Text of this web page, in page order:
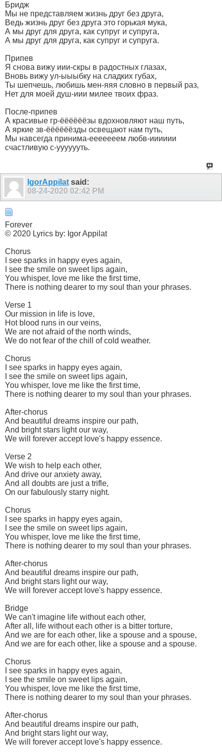
Бридж
Мы не представляем жизнь друг без друга,
Ведь жизнь друг без друга это горькая мука,
А мы друг для друга, как супруг и супруга,
А мы друг для друга, как супруг и супруга.
Припев
Я снова вижу иии-скры в радостных глазах,
Вновь вижу ул-ыыыбку на сладких губах,
Ты шепчешь, любишь мен-яяя словно в первый раз,
Нет для моей душ-иии милее твоих фраз.
После-припев
А красивые гр-ёёёёёёзы вдохновляют наш путь,
А яркие зв-ёёёёёёзды освещают нам путь,
Мы навсегда принима-ееееееем любв-ииииии
счастливую с-ууууууть.
IgorAppilat said:
08-24-2020 02:42 PM
Forever
© 2020 Lyrics by: Igor Appilat
Chorus
I see sparks in happy eyes again,
I see the smile on sweet lips again,
You whisper, love me like the first time,
There is nothing dearer to my soul than your phrases.
Verse 1
Our mission in life is love,
Hot blood runs in our veins,
We are not afraid of the north winds,
We do not fear of the chill of cold weather.
Chorus
I see sparks in happy eyes again,
I see the smile on sweet lips again,
You whisper, love me like the first time,
There is nothing dearer to my soul than your phrases.
After-chorus
And beautiful dreams inspire our path,
And bright stars light our way,
We will forever accept love's happy essence.
Verse 2
We wish to help each other,
And drive our anxiety away,
And all doubts are just a trifle,
On our fabulously starry night.
Chorus
I see sparks in happy eyes again,
I see the smile on sweet lips again,
You whisper, love me like the first time,
There is nothing dearer to my soul than your phrases.
After-chorus
And beautiful dreams inspire our path,
And bright stars light our way,
We will forever accept love's happy essence.
Bridge
We can't imagine life without each other,
After all, life without each other is a bitter torture,
And we are for each other, like a spouse and a spouse,
And we are for each other, like a spouse and a spouse.
Chorus
I see sparks in happy eyes again,
I see the smile on sweet lips again,
You whisper, love me like the first time,
There is nothing dearer to my soul than your phrases.
After-chorus
And beautiful dreams inspire our path,
And bright stars light our way,
We will forever accept love's happy essence.